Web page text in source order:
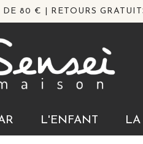
80 € | RETOURS
L'ENFANT